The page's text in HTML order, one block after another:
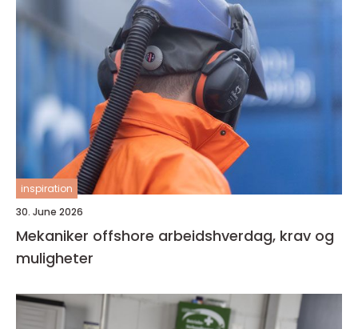
inspiration
30. June 2026
Mekaniker offshore arbeidshverdag, krav og
muligheter